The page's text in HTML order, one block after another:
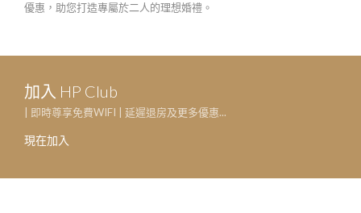
優惠，助您打造專屬於二人的理想婚禮。
加入 HP Club
| 即時尊享免費WIFI | 延遲退房及更多優惠...
現在加入